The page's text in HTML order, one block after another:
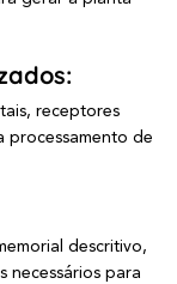
receptores
processamento de
descritivo,
necessários para